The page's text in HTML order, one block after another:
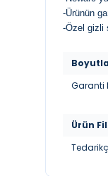
-Ürünün
-Özel gizli
Garanti
Ürün